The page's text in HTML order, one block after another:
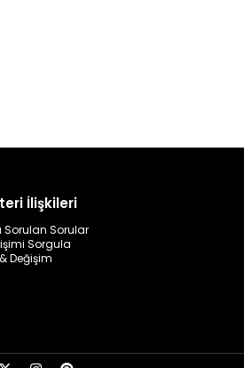
İlişkileri
Sorulan Sorular
Sorgula
Değişim